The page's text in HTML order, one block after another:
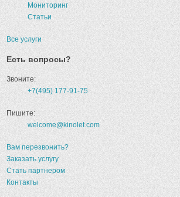
Мониторинг
Статьи
Все услуги
Есть вопросы?
Звоните:
+7(495) 177-91-75
Пишите:
welcome@kinolet.com
Вам перезвонить?
Заказать услугу
Стать партнером
Контакты